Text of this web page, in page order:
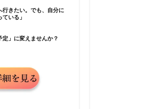
行きたい。でも、自分に
いる」
」に変えませんか？